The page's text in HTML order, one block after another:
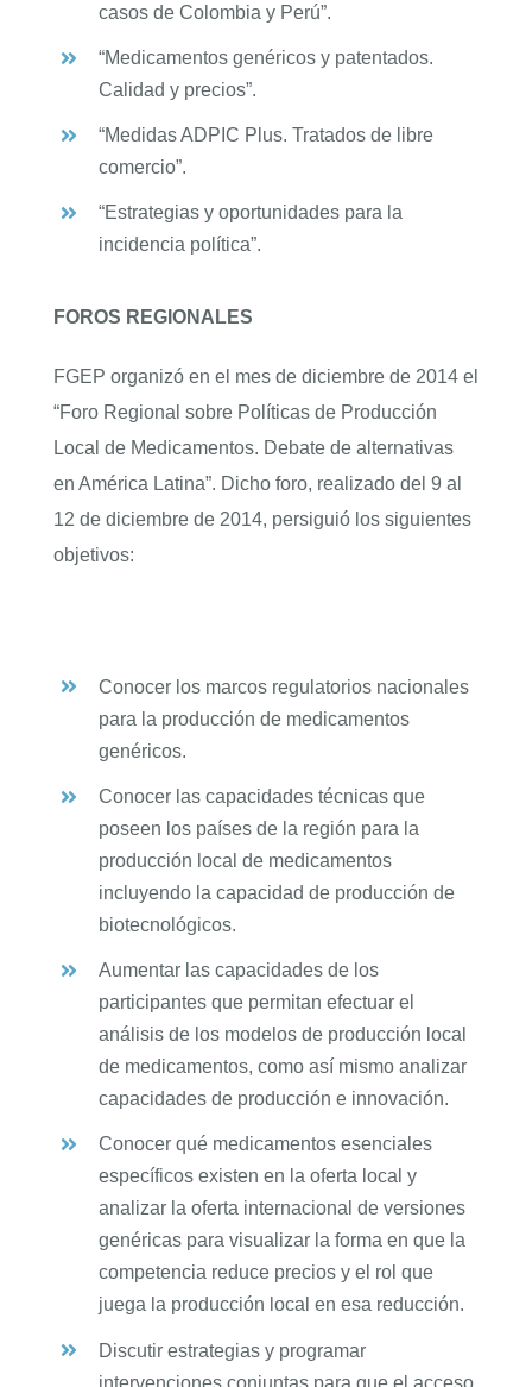
casos de Colombia y Perú”.
“Medicamentos genéricos y patentados.
Calidad y precios”.
“Medidas ADPIC Plus. Tratados de libre
comercio”.
“Estrategias y oportunidades para la
incidencia política”.
FOROS REGIONALES
FGEP organizó en el mes de diciembre de 2014 el
“Foro Regional sobre Políticas de Producción
Local de Medicamentos. Debate de alternativas
en América Latina”. Dicho foro, realizado del 9 al
12 de diciembre de 2014, persiguió los siguientes
objetivos:
Conocer los marcos regulatorios nacionales
para la producción de medicamentos
genéricos.
Conocer las capacidades técnicas que
poseen los países de la región para la
producción local de medicamentos
incluyendo la capacidad de producción de
biotecnológicos.
Aumentar las capacidades de los
participantes que permitan efectuar el
análisis de los modelos de producción local
de medicamentos, como así mismo analizar
capacidades de producción e innovación.
Conocer qué medicamentos esenciales
específicos existen en la oferta local y
analizar la oferta internacional de versiones
genéricas para visualizar la forma en que la
competencia reduce precios y el rol que
juega la producción local en esa reducción.
Discutir estrategias y programar
intervenciones conjuntas para que el acceso